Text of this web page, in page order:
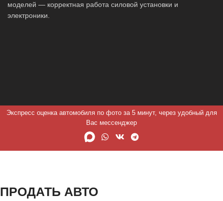
моделей — корректная работа силовой установки и
электроники.
Экспресс оценка автомобиля по фото за 5 минут, через удобный для
Вас мессенджер
ПРОДАТЬ АВТО